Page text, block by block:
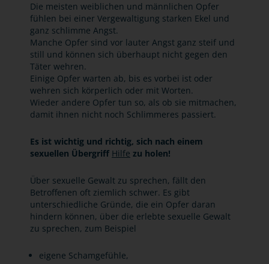
Die meisten weiblichen und männlichen Opfer
fühlen bei einer Vergewaltigung starken Ekel und
ganz schlimme Angst.
Manche Opfer sind vor lauter Angst ganz steif und
still und können sich überhaupt nicht gegen den
Täter wehren.
Einige Opfer warten ab, bis es vorbei ist oder
wehren sich körperlich oder mit Worten.
Wieder andere Opfer tun so, als ob sie mitmachen,
damit ihnen nicht noch Schlimmeres passiert.
Es ist wichtig und richtig, sich nach einem
sexuellen Übergriff Hilfe zu holen!
Über sexuelle Gewalt zu sprechen, fällt den
Betroffenen oft ziemlich schwer. Es gibt
unterschiedliche Gründe, die ein Opfer daran
hindern können, über die erlebte sexuelle Gewalt
zu sprechen, zum Beispiel
eigene Schamgefühle,